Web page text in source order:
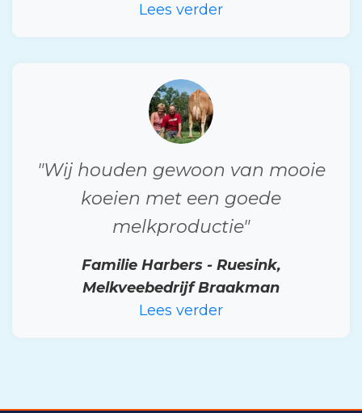
Lees verder
"Wij houden gewoon van mooie
koeien met een goede
melkproductie"
Familie Harbers - Ruesink,
Melkveebedrijf Braakman
Lees verder